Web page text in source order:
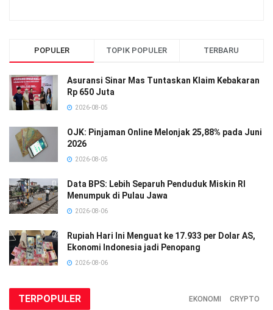
POPULER TOPIK POPULER TERBARU
Asuransi Sinar Mas Tuntaskan Klaim Kebakaran
Rp 650 Juta
2026-08-05
OJK: Pinjaman Online Melonjak 25,88% pada Juni
2026
2026-08-05
Data BPS: Lebih Separuh Penduduk Miskin RI
Menumpuk di Pulau Jawa
2026-08-06
Rupiah Hari Ini Menguat ke 17.933 per Dolar AS,
Ekonomi Indonesia jadi Penopang
2026-08-06
TERPOPULER EKONOMI CRYPTO